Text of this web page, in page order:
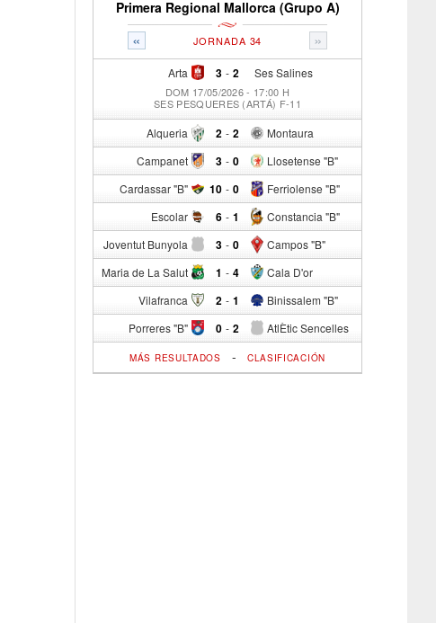
Primera Regional Mallorca (Grupo A)
« »
JORNADA 34
Arta 3 - Ses Salines
2
DOM 17/05/2026 - 17:00 H
SES PESQUERES (ARTÁ) F-11
Alqueria 2 - Montaura
2
Campanet 3 - Llosetense "B"
0
Cardassar "B" 10 - Ferriolense "B"
0
Escolar 6 - Constancia "B"
1
Joventut Bunyola 3 - Campos "B"
0
Maria de La Salut 1 - Cala D'or
4
Vilafranca 2 - Binissalem "B"
1
Porreres "B" 0 - AtlÈtic Sencelles
2
MÁS RESULTADOS - CLASIFICACIÓN